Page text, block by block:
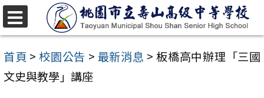
跳
至
主
要
首頁 > 校園公告 > 最新消息 > 板橋高中辦理「三國
文史與教學」講座
選
單